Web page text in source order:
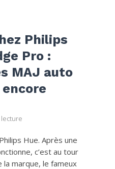
Philips
Pro :
MAJ auto
Hue. Après une
c’est au tour
marque, le fameux